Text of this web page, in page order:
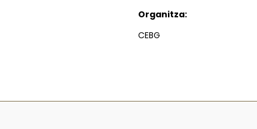
Organitza:
CEBG